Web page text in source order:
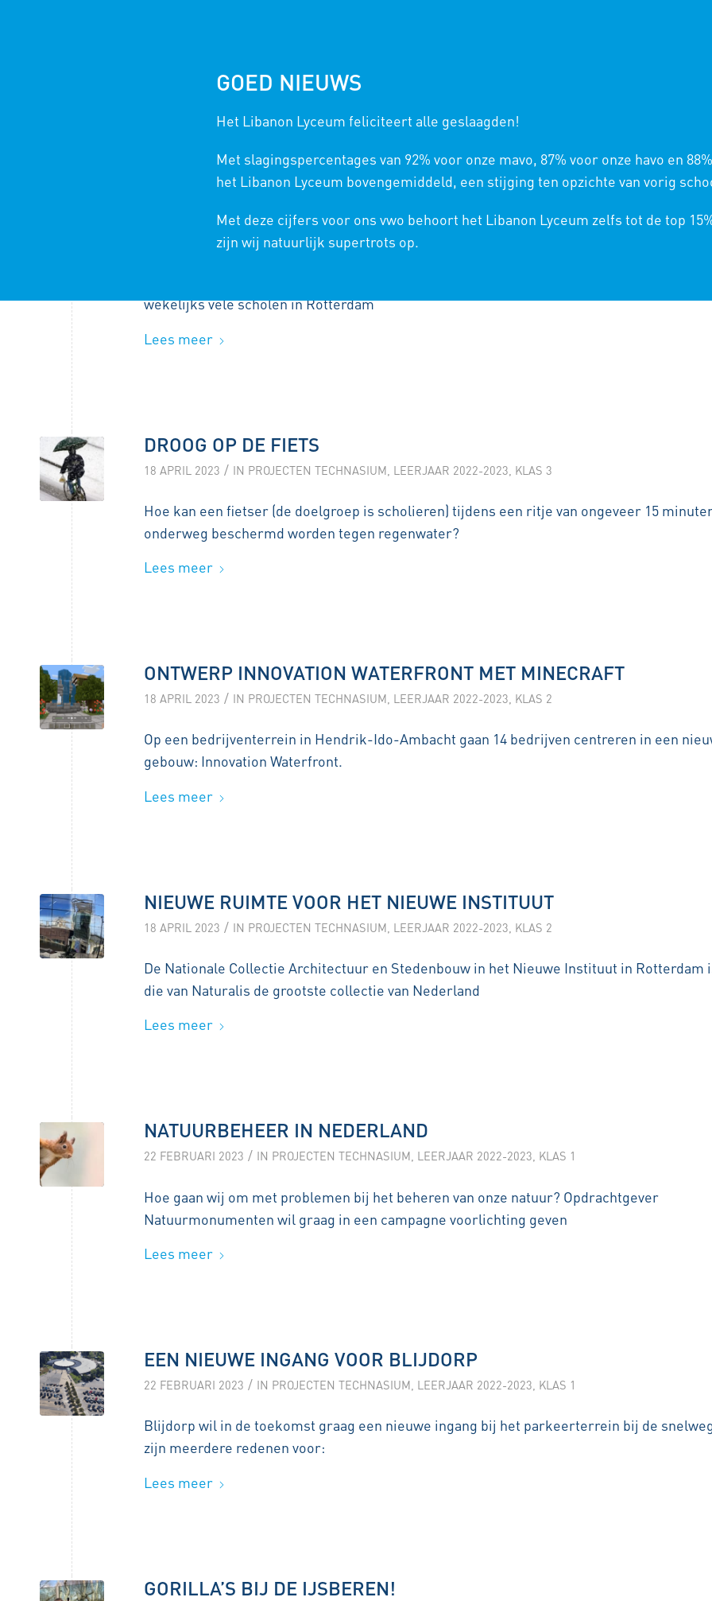
#KRACHTVANFEYENOORD
INPROJECTEN TECHNASIUM,LEERJAAR 2022-2023
wekelijks vele scholen in Rotterdam
Lees meer
DROOG OP DE FIETS
18 APRIL 2023 / IN PROJECTEN TECHNASIUM LEERJAAR 2022-2023 KLAS 3
Hoe kan een fietser (de doelgroep is scholieren) tijdens een ritje van ongeveer 15
onderweg beschermd worden tegen regenwater?
Lees meer
ONTWERP INNOVATION WATERFRONT MET MINECRAFT
18 APRIL 2023 / IN PROJECTEN TECHNASIUM LEERJAAR 2022-2023 KLAS 2
Op een bedrijventerrein in Hendrik-Ido-Ambacht gaan 14 bedrijven centreren in een
gebouw: Innovation Waterfront.
Lees meer
NIEUWE RUIMTE VOOR HET NIEUWE INSTITUUT
18 APRIL 2023 / IN PROJECTEN TECHNASIUM LEERJAAR 2022-2023 KLAS 2
De Nationale Collectie Architectuur en Stedenbouw in het Nieuwe Instituut in Rotterdam
die van Naturalis de grootste collectie van Nederland
Lees meer
NATUURBEHEER IN NEDERLAND
22 FEBRUARI 2023 / IN PROJECTEN TECHNASIUM LEERJAAR 2022-2023 KLAS 1
Hoe gaan wij om met problemen bij het beheren van onze natuur? Opdrachtgever
Natuurmonumenten wil graag in een campagne voorlichting geven
Lees meer
EEN NIEUWE INGANG VOOR BLIJDORP
22 FEBRUARI 2023 / IN PROJECTEN TECHNASIUM LEERJAAR 2022-2023 KLAS 1
Blijdorp wil in de toekomst graag een nieuwe ingang bij het parkeerterrein bij de
zijn meerdere redenen voor:
Lees meer
GORILLA’S BIJ DE IJSBEREN!
GOED NIEUWS
Het Libanon Lyceum feliciteert alle geslaagden!
Met slagingspercentages van 92% voor onze mavo, 87% voor onze havo en
het Libanon Lyceum bovengemiddeld, een stijging ten opzichte van vorig
Met deze cijfers voor ons vwo behoort het Libanon Lyceum zelfs tot de top
zijn wij natuurlijk supertrots op.